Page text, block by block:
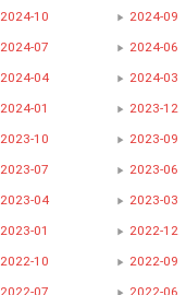
2024-10
2024-09
2024-07
2024-06
2024-04
2024-03
2024-01
2023-12
2023-10
2023-09
2023-07
2023-06
2023-04
2023-03
2023-01
2022-12
2022-10
2022-09